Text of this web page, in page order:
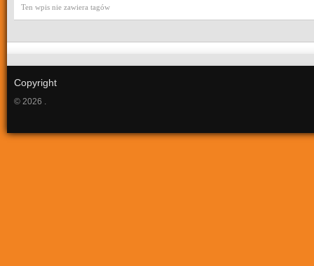
Ten wpis nie zawiera tagów
Copyright
© 2026 .